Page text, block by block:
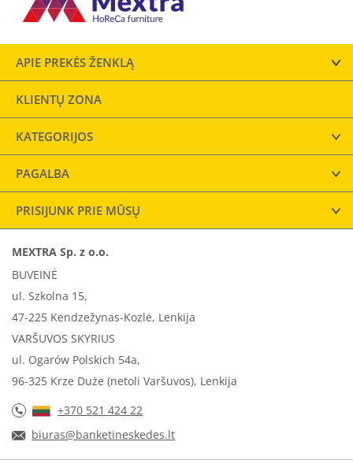
APIE PREKĖS ŽENKLĄ
KLIENTŲ ZONA
KATEGORIJOS
PAGALBA
PRISIJUNK PRIE MŪSŲ
MEXTRA Sp. z o.o.
BUVEINĖ
ul. Szkolna 15,
47-225 Kendzežynas-Kozlė, Lenkija
VARŠUVOS SKYRIUS
ul. Ogarów Polskich 54a,
96-325 Krze Duże (netoli Varšuvos), Lenkija
+370 521 424 22
biuras@banketineskedes.lt